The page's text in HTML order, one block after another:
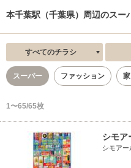
本千葉駅（千葉県）周辺のスー
すべてのチラシ
スーパー ファッション
1〜65/65枚
シモア
シモアー